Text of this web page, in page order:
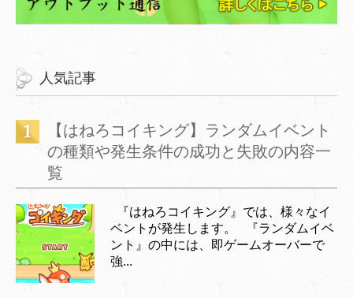
人気記事
【はねろコイキング】ランダムイベント
の種類や発生条件の成功と失敗の内容一
覧
『はねろコイキング』では、様々なイ
ベントが発生します。 『ランダムイベ
ント』の中には、即ゲームオーバーで
強...